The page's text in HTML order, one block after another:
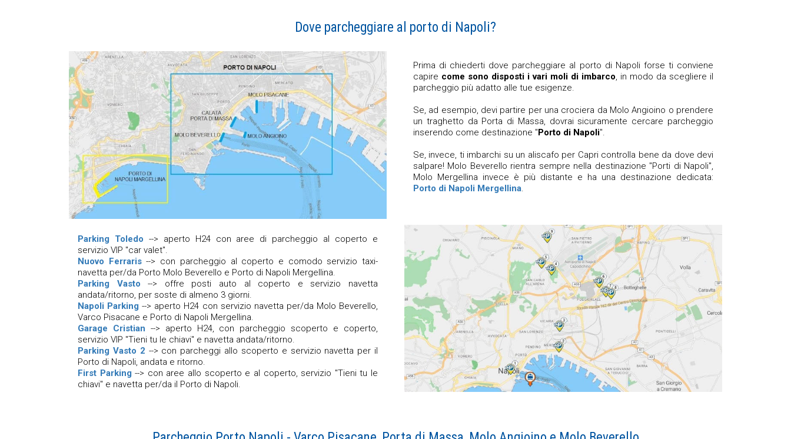
Dove parcheggiare al porto di Napoli?
Prima di chiederti dove parcheggiare al porto di Napoli forse ti conviene
capire come sono disposti i vari moli di imbarco, in modo da scegliere il
parcheggio più adatto alle tue esigenze.
Se, ad esempio, devi partire per una crociera da Molo Angioino o prendere
un traghetto da Porta di Massa, dovrai sicuramente cercare parcheggio
inserendo come destinazione "Porto di Napoli".
Se, invece, ti imbarchi su un aliscafo per Capri controlla bene da dove devi
salpare! Molo Beverello rientra sempre nella destinazione "Porti di Napoli",
Molo Mergellina invece è più distante e ha una destinazione dedicata:
Porto di Napoli Mergellina.
Parking Toledo --> aperto H24 con aree di parcheggio al coperto e
servizio VIP "car valet".
Nuovo Ferraris--> con parcheggio al coperto e comodo servizio taxi-
navetta per/da Porto Molo Beverello e Porto di Napoli Mergellina.
Parking Vasto --> offre posti auto al coperto e servizio navetta
andata/ritorno, per soste di almeno 3 giorni.
Napoli Parking --> aperto H24 con servizio navetta per/da Molo Beverello,
Varco Pisacane e Porto di Napoli Mergellina.
Garage Cristian --> aperto H24, con parcheggio scoperto e coperto,
servizio VIP "Tieni tu le chiavi" e navetta andata/ritorno.
Parking Vasto 2 --> con parcheggi allo scoperto e servizio navetta per il
Porto di Napoli, andata e ritorno.
First Parking --> con aree allo scoperto e al coperto, servizio "Tieni tu le
chiavi" e navetta per/da il Porto di Napoli.